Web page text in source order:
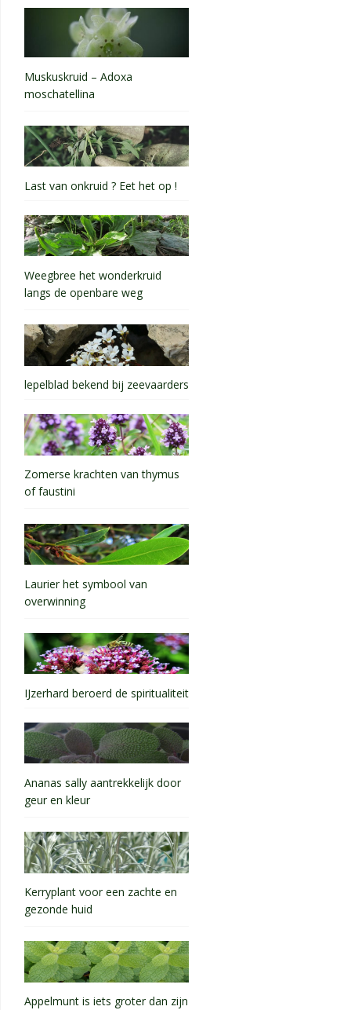
Muskuskruid – Adoxa
moschatellina
Last van onkruid ? Eet het op !
Weegbree het wonderkruid
langs de openbare weg
lepelblad bekend bij zeevaarders
Zomerse krachten van thymus
of faustini
Laurier het symbool van
overwinning
IJzerhard beroerd de spiritualiteit
Ananas sally aantrekkelijk door
geur en kleur
Kerryplant voor een zachte en
gezonde huid
Appelmunt is iets groter dan zijn